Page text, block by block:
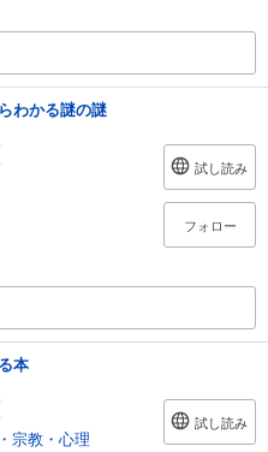
わかる謎の謎
試し読み
フォロー
本
宗教・心理
試し読み